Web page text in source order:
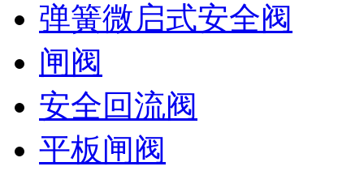
弹簧微启式安全阀
闸阀
安全回流阀
平板闸阀